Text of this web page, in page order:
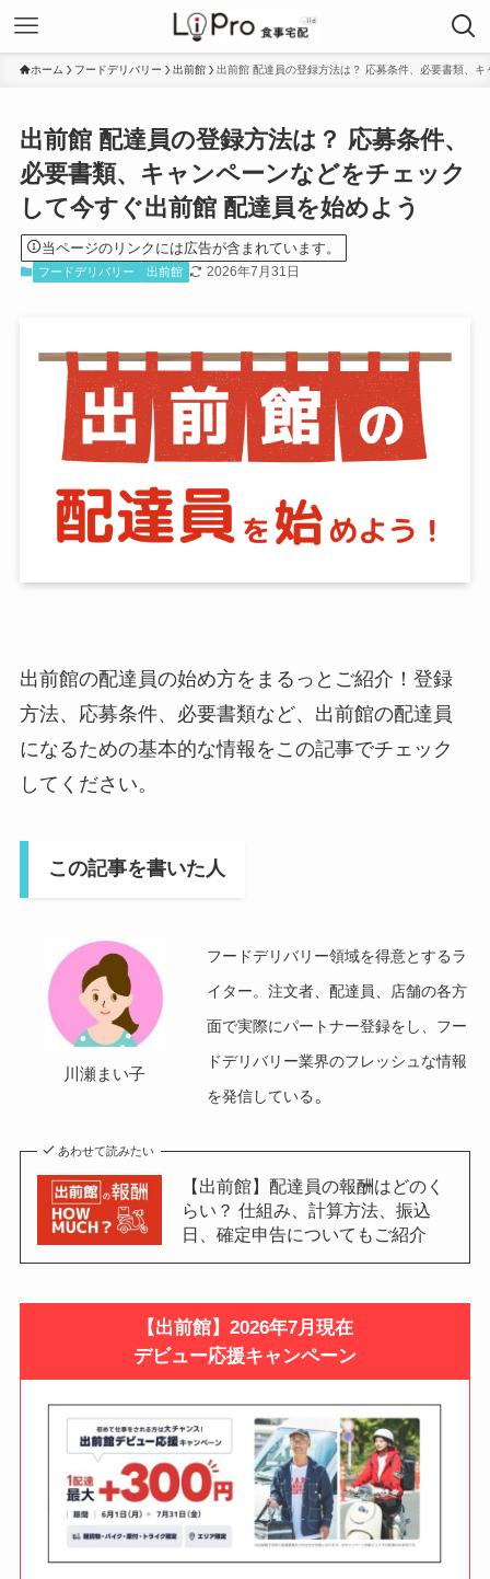
ホーム フードデリバリー 出前館 出前館 配達員の登録方法は？ 応募条件、必要書類、
出前館 配達員の登録方法は？ 応募条件、
必要書類、キャンペーンなどをチェック
して今すぐ出前館 配達員を始めよう
当ページのリンクには広告が含まれています。
フードデリバリー 出前館 2026年7月31日
出前館の配達員の始め方をまるっとご紹介！登録
方法、応募条件、必要書類など、出前館の配達員
になるための基本的な情報をこの記事でチェック
してください。
この記事を書いた人
川瀬まい子
フードデリバリー領域を得意とするラ
イター。注文者、配達員、店舗の各方
面で実際にパートナー登録をし、フー
ドデリバリー業界のフレッシュな情報
を発信している 。
あわせて読みたい
【出前館】配達員の報酬はどのく
らい？ 仕組み、計算方法、振込
日、確定申告についてもご紹介
【出前館】 2026年7月 現在
デビュー応援キャンペーン